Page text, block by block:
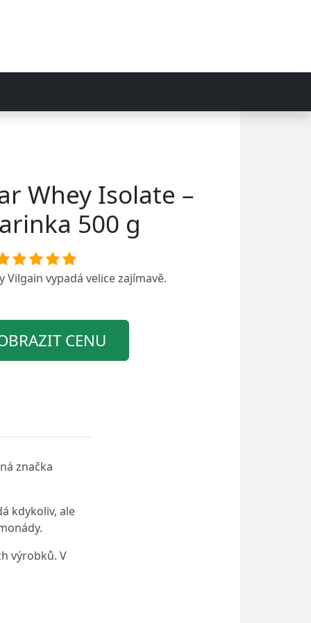
Whey Isolate –
500 g
Vilgain vypadá velice zajímavě.
CENU
značka
kdykoliv, ale
výrobků. V